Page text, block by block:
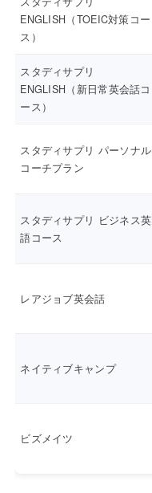
ENGLISH（TOEIC対策コー
ス）
スタディサプリ
ENGLISH（新日常英会話コ
ース）
スタディサプリ パーソナル
コーチプラン
スタディサプリ ビジネス英
語コース
レアジョブ英会話
ネイティブキャンプ
ビズメイツ